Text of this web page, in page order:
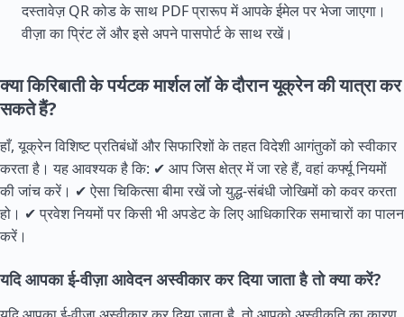
दस्तावेज़ QR कोड के साथ PDF प्रारूप में आपके ईमेल पर भेजा जाएगा।
वीज़ा का प्रिंट लें और इसे अपने पासपोर्ट के साथ रखें।
क्या किरिबाती के पर्यटक मार्शल लॉ के दौरान यूक्रेन की यात्रा कर
सकते हैं?
हाँ, यूक्रेन विशिष्ट प्रतिबंधों और सिफारिशों के तहत विदेशी आगंतुकों को स्वीकार
करता है। यह आवश्यक है कि: ✔ आप जिस क्षेत्र में जा रहे हैं, वहां कर्फ्यू नियमों
की जांच करें। ✔ ऐसा चिकित्सा बीमा रखें जो युद्ध-संबंधी जोखिमों को कवर करता
हो। ✔ प्रवेश नियमों पर किसी भी अपडेट के लिए आधिकारिक समाचारों का पालन
करें।
यदि आपका ई-वीज़ा आवेदन अस्वीकार कर दिया जाता है तो क्या करें?